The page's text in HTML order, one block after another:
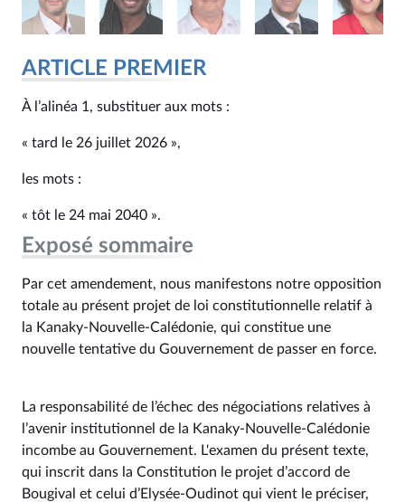
ARTICLE PREMIER
À l’alinéa 1, substituer aux mots :
« tard le 26 juillet 2026 »,
les mots :
« tôt le 24 mai 2040 ».
Exposé sommaire
Par cet amendement, nous manifestons notre opposition
totale au présent projet de loi constitutionnelle relatif à
la Kanaky-Nouvelle-Calédonie, qui constitue une
nouvelle tentative du Gouvernement de passer en force.
La responsabilité de l’échec des négociations relatives à
l’avenir institutionnel de la Kanaky-Nouvelle-Calédonie
incombe au Gouvernement. L'examen du présent texte,
qui inscrit dans la Constitution le projet d’accord de
Bougival et celui d’Elysée-Oudinot qui vient le préciser,